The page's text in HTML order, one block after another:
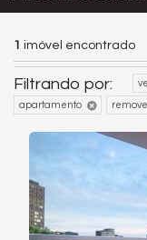
1 imóvel encontrado
Filtrando por:
apartamento